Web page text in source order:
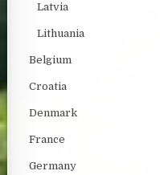
Latvia
Lithuania
Belgium
Croatia
Denmark
France
Germany